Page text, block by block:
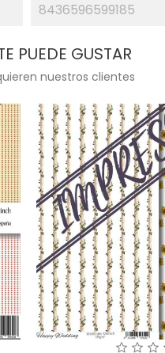
8436596599185
PUEDE GUSTAR
nuestros clientes